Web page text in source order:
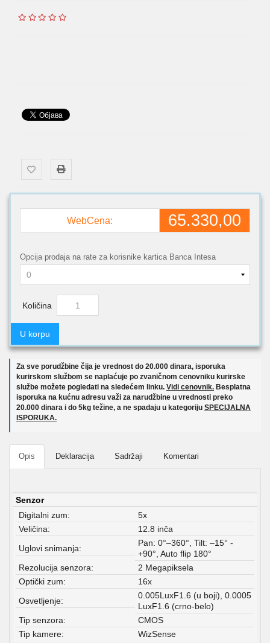
WebCena: 65.330,00
Opcija prodaja na rate za korisnike kartica Banca Intesa
Količina
U korpu
Za sve porudžbine čija je vrednost do 20.000 dinara, isporuka
kurirskom službom se naplaćuje po zvaničnom cenovniku kurirske
službe možete pogledati na sledećem linku. Vidi cenovnik. Besplatna
isporuka na kućnu adresu važi za narudžbine u vrednosti preko
20.000 dinara i do 5kg težine, a ne spadaju u kategoriju SPECIJALNA
ISPORUKA.
Opis Deklaracija Sadržaji Komentari
Senzor
Digitalni zum:
5x
Veličina:
12.8 inča
Uglovi snimanja:
Pan: 0°–360°, Tilt: –15° -
+90°, Auto flip 180°
Rezolucija senzora:
2 Megapiksela
Optički zum:
16x
Osvetljenje:
0.005LuxF1.6 (u boji), 0.0005
LuxF1.6 (crno-belo)
Tip senzora:
CMOS
Tip kamere:
WizSense